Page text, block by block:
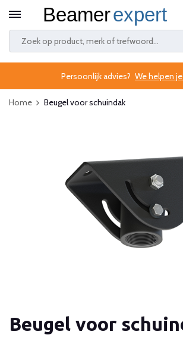
Persoonlijk advies? We helpen je
Home Beugel voor schuindak
Beugel voor